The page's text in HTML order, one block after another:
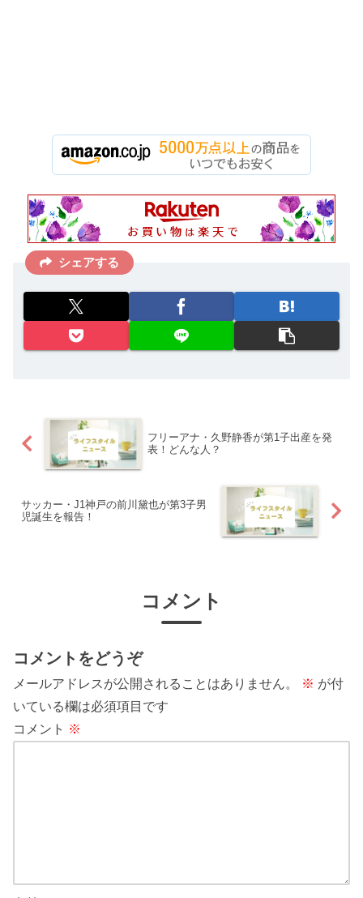
シェアする
フリーアナ・久野静香が第1子出産を発
表！どんな人？
サッカー・J1神戸の前川黛也が第3子男
児誕生を報告！
コメント
コメントをどうぞ
メールアドレスが公開されることはありません。 ※ が付
いている欄は必須項目です
コメント ※